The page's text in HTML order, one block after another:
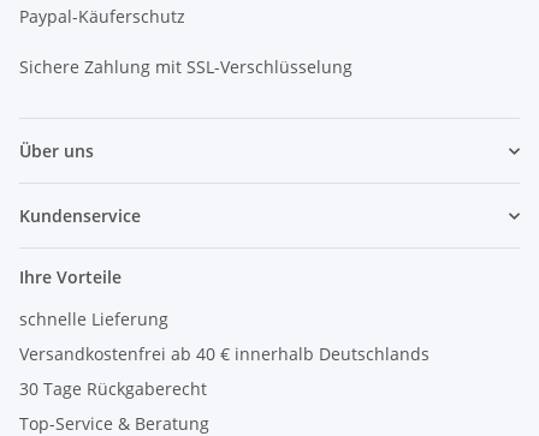
Paypal-Käuferschutz
Sichere Zahlung mit SSL-Verschlüsselung
Über uns
Kundenservice
Ihre Vorteile
schnelle Lieferung
Versandkostenfrei ab 40 € innerhalb Deutschlands
30 Tage Rückgaberecht
Top-Service & Beratung